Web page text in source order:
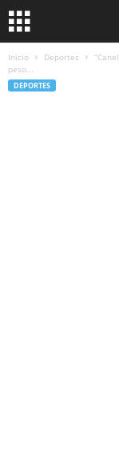
Inicio Deportes
peso...
DEPORTES